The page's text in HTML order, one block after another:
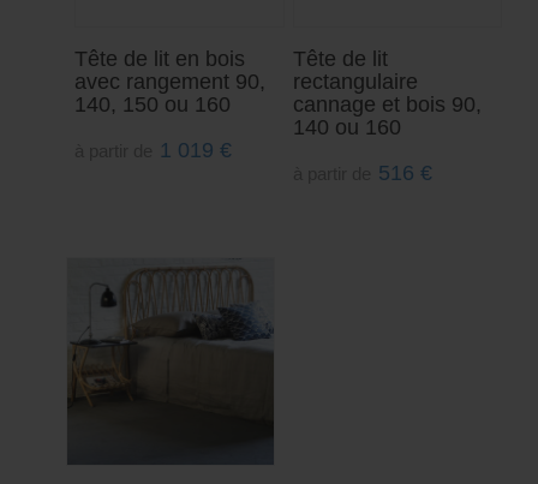
Tête de lit en bois
avec rangement 90,
140, 150 ou 160
1 019€
Tête de lit
rectangulaire
cannage et bois 90,
140 ou 160
516 €